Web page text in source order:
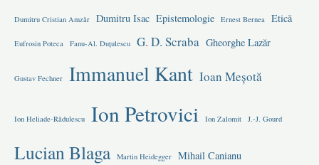
Dumitru Cristian Amzăr Dumitru Isac Epistemologie Ernest Bernea Etică
Eufrosin Poteca Fanu-Al. Duțulescu G. D. Scraba Gheorghe Lazăr
Gustav Fechner Immanuel Kant Ioan Meșotă
Ion Heliade-Rădulescu Ion Petrovici Ion Zalomit J.-J. Gourd
Lucian Blaga Martin Heidegger Mihail Canianu